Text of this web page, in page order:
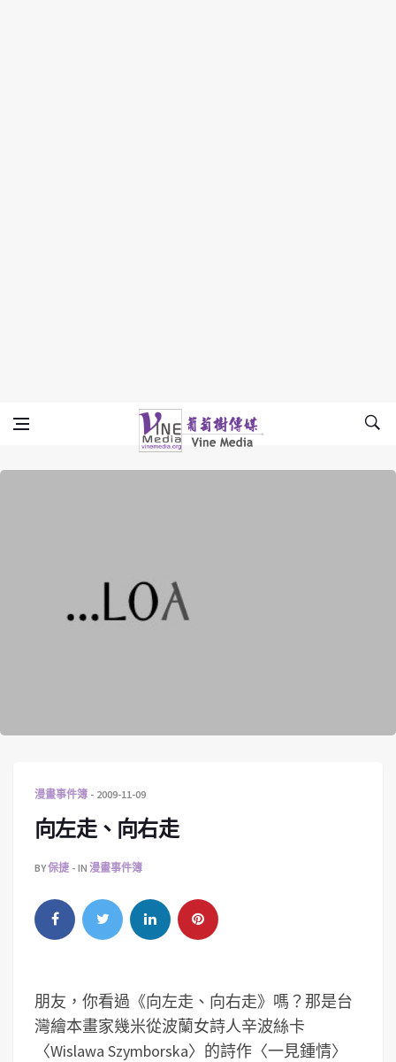
Vine Media
葡萄樹傳媒
漫畫事件簿 2009-11-09
向左走、向右走
BY保捷 IN 漫畫事件簿
朋友，你看過《向左走、向右走》嗎？那是台
灣繪本畫家幾米從波蘭女詩人辛波絲卡
〈Wislawa Szymborska〉的詩作〈一見鍾情〉